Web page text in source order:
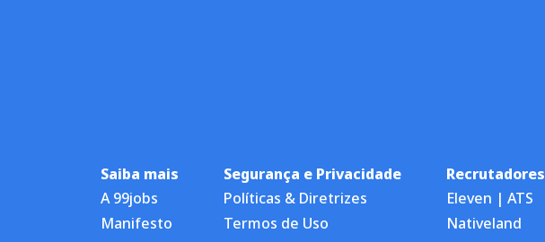
Saiba mais
A 99jobs
Manifesto
Segurança e Privacidade
Políticas & Diretrizes
Termos de Uso
Recrutadores
Eleven | ATS
Nativeland